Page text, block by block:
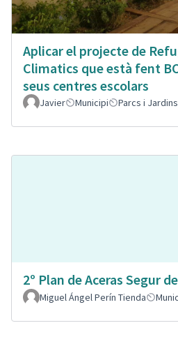
Aplicar el projecte de
Climatics que està fent
seus centres escolars
Javier Municipi Parcs i
2º Plan de Aceras Segur
Miguel Ángel Perín Tienda